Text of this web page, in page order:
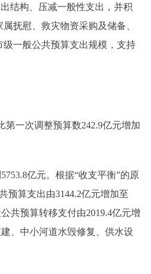
结构、压减一般性支出，并积
抚慰、救灾物资采购及储备、
一般公共预算支出规模，支持
一次调整预算数242.9亿元增加
亿元。根据“收支平衡”的原
预算支出由3144.2亿元增加至
共预算转移支付由2019.4亿元增
、中小河道水毁修复、供水设